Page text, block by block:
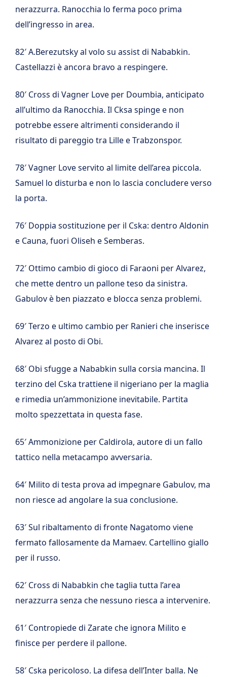
nerazzurra. Ranocchia lo ferma poco prima
dell’ingresso in area.
82′ A.Berezutsky al volo su assist di Nababkin.
Castellazzi è ancora bravo a respingere.
80′ Cross di Vagner Love per Doumbia, anticipato
all’ultimo da Ranocchia. Il Cksa spinge e non
potrebbe essere altrimenti considerando il
risultato di pareggio tra Lille e Trabzonspor.
78′ Vagner Love servito al limite dell’area piccola.
Samuel lo disturba e non lo lascia concludere verso
la porta.
76′ Doppia sostituzione per il Cska: dentro Aldonin
e Cauna, fuori Oliseh e Semberas.
72′ Ottimo cambio di gioco di Faraoni per Alvarez,
che mette dentro un pallone teso da sinistra.
Gabulov è ben piazzato e blocca senza problemi.
69′ Terzo e ultimo cambio per Ranieri che inserisce
Alvarez al posto di Obi.
68′ Obi sfugge a Nababkin sulla corsia mancina. Il
terzino del Cska trattiene il nigeriano per la maglia
e rimedia un’ammonizione inevitabile. Partita
molto spezzettata in questa fase.
65′ Ammonizione per Caldirola, autore di un fallo
tattico nella metacampo avversaria.
64′ Milito di testa prova ad impegnare Gabulov, ma
non riesce ad angolare la sua conclusione.
63′ Sul ribaltamento di fronte Nagatomo viene
fermato fallosamente da Mamaev. Cartellino giallo
per il russo.
62′ Cross di Nababkin che taglia tutta l’area
nerazzurra senza che nessuno riesca a intervenire.
61′ Contropiede di Zarate che ignora Milito e
finisce per perdere il pallone.
58′ Cska pericoloso. La difesa dell’Inter balla. Ne